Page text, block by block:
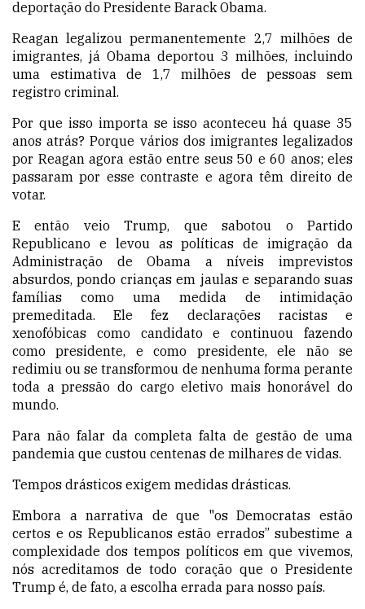
deportação do Presidente Barack Obama.
Reagan legalizou permanentemente 2,7 milhões de
imigrantes, já Obama deportou 3 milhões, incluindo
uma estimativa de 1,7 milhões de pessoas sem
registro criminal.
Por que isso importa se isso aconteceu há quase 35
anos atrás? Porque vários dos imigrantes legalizados
por Reagan agora estão entre seus 50 e 60 anos; eles
passaram por esse contraste e agora têm direito de
votar.
E então veio Trump, que sabotou o Partido
Republicano e levou as políticas de imigração da
Administração de Obama a níveis imprevistos
absurdos, pondo crianças em jaulas e separando suas
famílias como uma medida de intimidação
premeditada. Ele fez declarações racistas e
xenofóbicas como candidato e continuou fazendo
como presidente, e como presidente, ele não se
redimiu ou se transformou de nenhuma forma perante
toda a pressão do cargo eletivo mais honorável do
mundo.
Para não falar da completa falta de gestão de uma
pandemia que custou centenas de milhares de vidas.
Tempos drásticos exigem medidas drásticas.
Embora a narrativa de que "os Democratas estão
certos e os Republicanos estão errados” subestime a
complexidade dos tempos políticos em que vivemos,
nós acreditamos de todo coração que o Presidente
Trump é, de fato, a escolha errada para nosso país.